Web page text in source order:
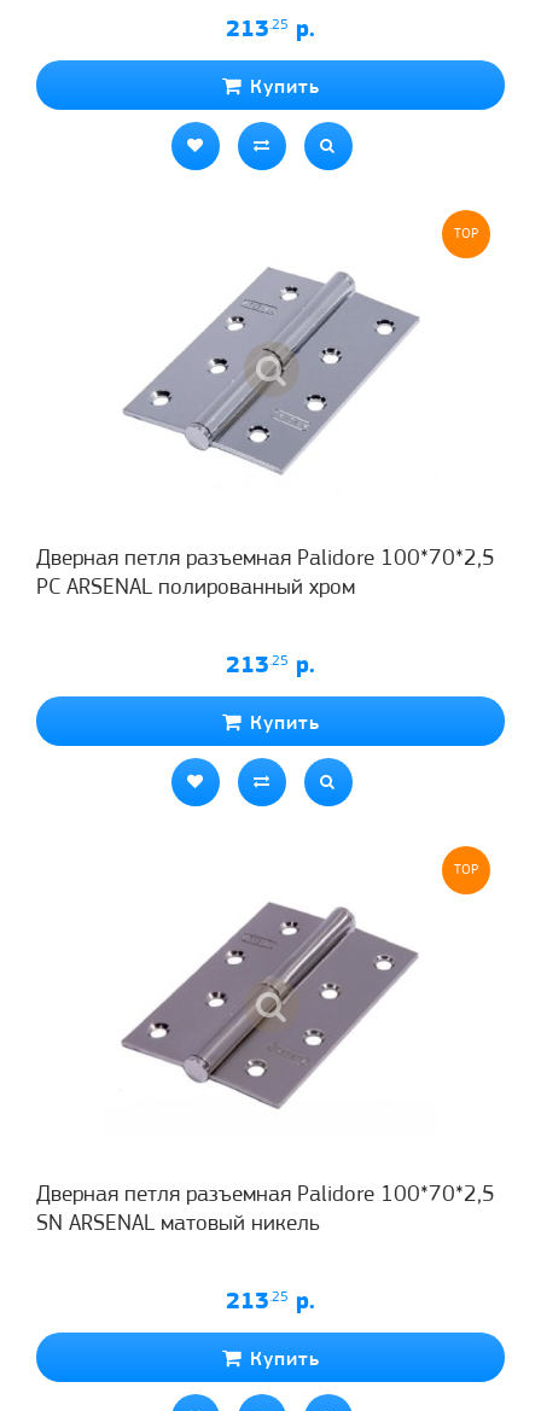
213.25 р.
Купить
TOP
Дверная петля разъемная Palidore 100*70*2,5
PC ARSENAL полированный хром
213.25 р.
Купить
TOP
Дверная петля разъемная Palidore 100*70*2,5
SN ARSENAL матовый никель
213.25 р.
Купить